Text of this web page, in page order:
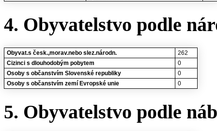
4. Obyvatelstvo podle
Obyvat.s česk.,morav.nebo slez.národn.
262
Cizinci s dlouhodobým pobytem
0
Osoby s občanstvím Slovenské republiky
0
Osoby s občanstvím zemí Evropské unie
0
5. Obyvatelstvo podle